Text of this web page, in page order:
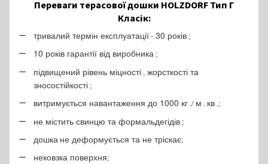
Переваги терасової дошки HOLZDORF Тип Г
Класік:
тривалий термін експлуатації- 30 років ;
10 років гарантії від виробника ;
підвищений рівень міцності , жорсткості та
зносостійкості ;
витримується навантаження до 1000 кг ./м . кв .;
не містить свинцю та формальдегідів ;
дошка не деформується та не тріскає;
нековзка поверхня;